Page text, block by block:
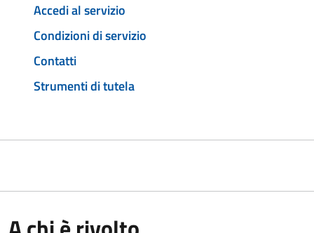
Accedi al servizio
Condizioni di servizio
Contatti
Strumenti di tutela